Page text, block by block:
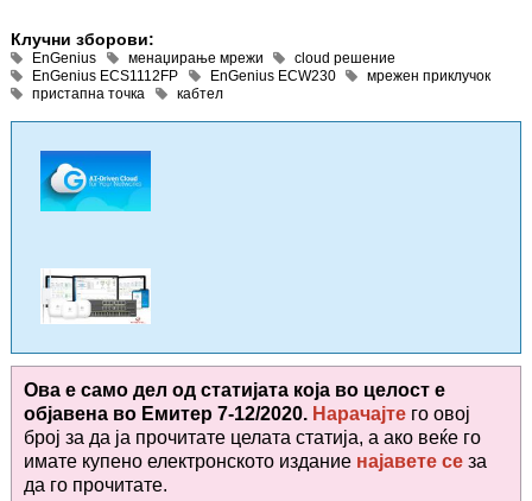
Клучни зборови:
EnGenius менаџирање мрежи
cloud решение
EnGenius ECS1112FP
EnGenius ECW230
мрежен приклучок
пристапна точка
кабтел
Ова е само дел од статијата која во целост е
објавена во Емитер 7-12/2020. Нарачајте го овој
број за да ја прочитате целата статија, а ако веќе го
имате купено електронското издание најавете се за
да го прочитате.